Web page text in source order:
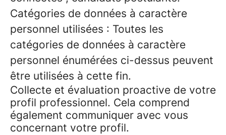
Catégories de données à caractère
personnel utilisées : Toutes les
catégories de données à caractère
personnel énumérées ci-dessus peuvent
être utilisées à cette fin.
Collecte et évaluation proactive de votre
profil professionnel. Cela comprend
également communiquer avec vous
concernant votre profil.